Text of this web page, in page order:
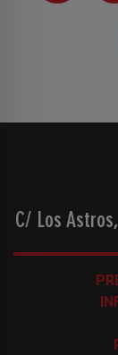
C/ Los